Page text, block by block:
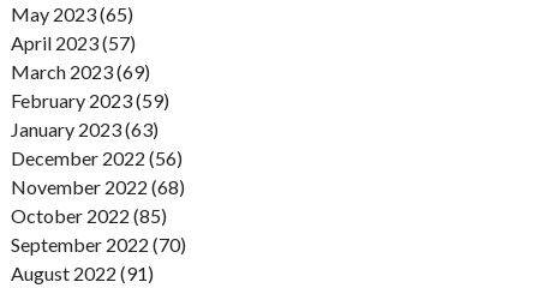
May 2023 (65)
April 2023 (57)
March 2023 (69)
February 2023 (59)
January 2023 (63)
December 2022 (56)
November 2022 (68)
October 2022 (85)
September 2022 (70)
August 2022 (91)